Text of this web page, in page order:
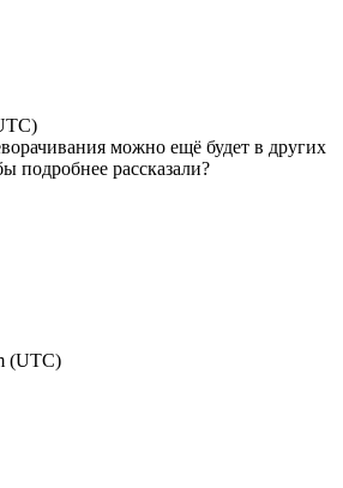
можно ещё будет в других
подробнее рассказали?
(UTC)